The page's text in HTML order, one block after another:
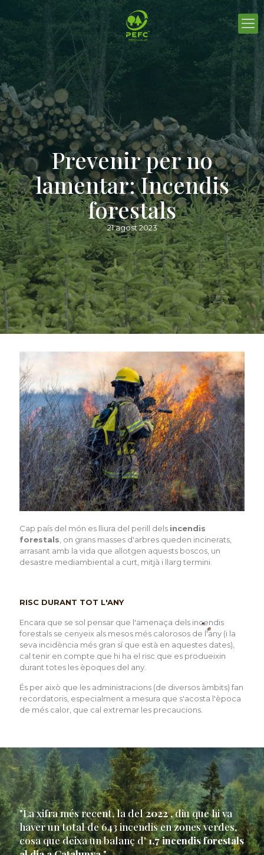
Prevenir per no
lamentar: Incendis
forestals
21 agost 2023
Cap país del món es lliura del perill dels incendis
forestals , on grans masses d'arbres queden incinerats,
arrasant amb la vida que allotgen aquests boscos, un
desastre mediambiental a curt, mitjà i llarg termini.
RISC DURANT TOT L'ANY
Encara que se sol pensar que l'amenaça dels incendis
forestals se cenyeix als mesos més calorosos de l'any (i la
seva incidència més gran sí que està en aquestes dates),
cal tenir en compte que hi ha el risc que es produeixin
durant totes les èpoques del any.
És per això que les administracions (de diversos àmbits) fan
recordatoris, especialment a mesura que s'acosta l'època
de més calor, que cal extremar les precaucions.
"La xifra més recent, la del2022, diu que hi va
haver un total de 643 incendis en zones verdes,
cosa que deixa un balanç d'1,7 incendis forestals